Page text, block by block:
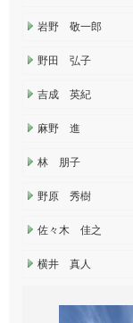
岩野 敬一郎
野田 弘子
吉成 英紀
麻野 進
林 朋子
野原 秀樹
佐々木 佳之
横井 真人